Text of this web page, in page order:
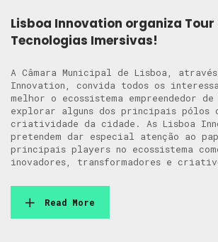
Lisboa Innovation organiza
Tecnologias Imersivas!
A Câmara Municipal de Lisboa,
Innovation, convida todos os
melhor o ecossistema empreendedor
explorar alguns dos principais pólos
criatividade da cidade. As Lisboa
pretendem dar especial atenção ao
principais players no ecossistema
inovadores, transformadores e
Read More